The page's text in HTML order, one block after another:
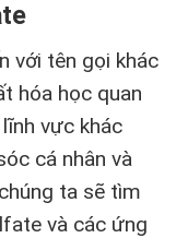
với tên gọi khác
hóa học quan
vực khác
cá nhân và
ta sẽ tìm
và các ứng